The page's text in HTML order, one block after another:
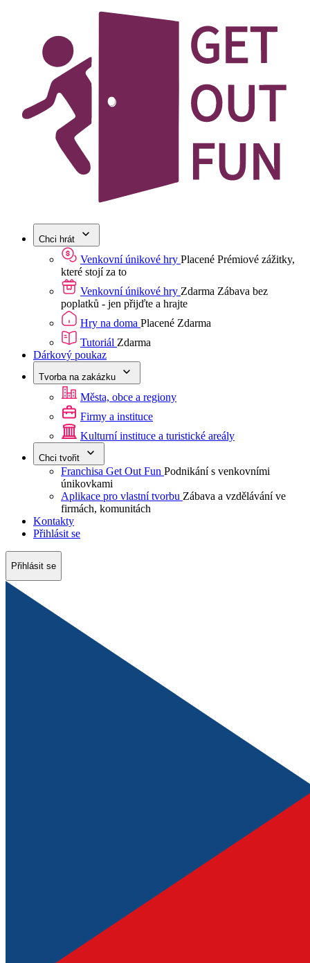
Chci hrát
Venkovní únikové hry Placené Prémiové zážitky,
které stojí za to
Venkovní únikové hry Zdarma Zábava bez
poplatků - jen přijďte a hrajte
Hry na doma Placené Zdarma
Tutoriál Zdarma
Dárkový poukaz
Tvorba na zakázku
Města, obce a regiony
Firmy a instituce
Kulturní instituce a turistické areály
Chci tvořit
Franchisa Get Out Fun Podnikání s venkovními
únikovkami
Aplikace pro vlastní tvorbu Zábava a vzdělávání ve
firmách, komunitách
Kontakty
Přihlásit se
Přihlásit se